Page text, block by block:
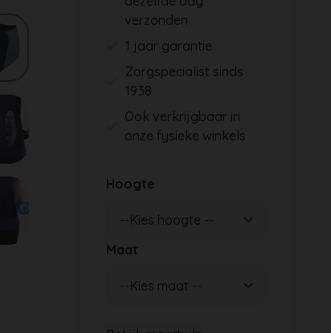
verzonden
1 jaar garantie
Zorgspecialist sinds
1938
Ook verkrijgbaar in
onze fysieke winkels
Hoogte
Maat